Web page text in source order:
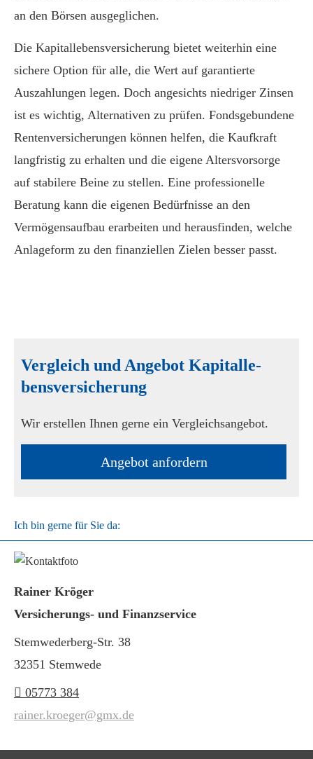
an den Börsen ausgeglichen.
Die Ka­pi­tal­le­bens­ver­si­che­rung bietet weiterhin eine
sichere Option für alle, die Wert auf garantierte
Auszahlungen legen. Doch angesichts niedriger Zinsen
ist es wichtig, Alternativen zu prüfen. Fondsgebundene
Rentenversicherungen können helfen, die Kaufkraft
langfristig zu erhalten und die eigene Alters­vorsorge
auf stabilere Beine zu stellen. Eine professionelle
Beratung kann die eigenen Bedürfnisse an den
Vermögensaufbau erarbeiten und herausfinden, welche
Anlageform zu den finanziellen Zielen besser passt.
Vergleich und Angebot Ka­pi­tal­le­
bens­ver­si­che­rung
Wir erstellen Ihnen gerne ein Vergleichsangebot.
An­ge­bot an­for­dern
Ich bin gerne für Sie da:
Rainer Kröger
Versicherungs- und Finanzservice
Stemwederberg-Str. 38
32351 Stemwede
05773 384
rainer.kroeger@gmx.de